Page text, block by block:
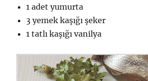
1 adet yumurta
3 yemek kaşığı şeker
1 tatlı kaşığı vanilya